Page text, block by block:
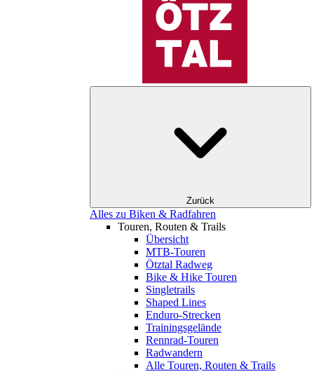
Zurück
Alles zu Biken & Radfahren
Touren, Routen & Trails
Übersicht
MTB-Touren
Ötztal Radweg
Bike & Hike Touren
Singletrails
Shaped Lines
Enduro-Strecken
Trainingsgelände
Rennrad-Touren
Radwandern
Alle Touren, Routen & Trails